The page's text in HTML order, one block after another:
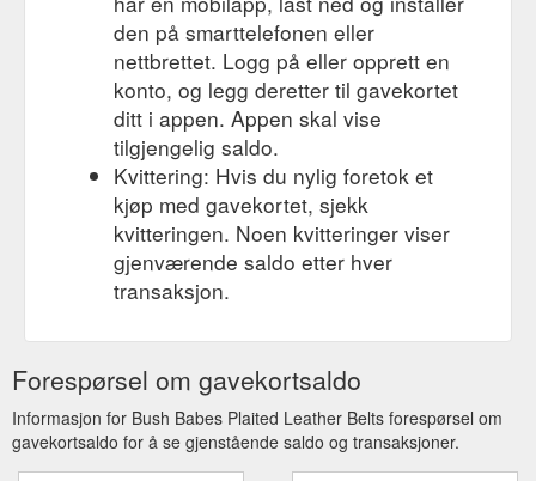
den på smarttelefonen eller
nettbrettet. Logg på eller opprett en
konto, og legg deretter til gavekortet
ditt i appen. Appen skal vise
tilgjengelig saldo.
Kvittering: Hvis du nylig foretok et
kjøp med gavekortet, sjekk
kvitteringen. Noen kvitteringer viser
gjenværende saldo etter hver
transaksjon.
Forespørsel om gavekortsaldo
Informasjon for Bush Babes Plaited Leather Belts forespørsel om
gavekortsaldo for å se gjenstående saldo og transaksjoner.